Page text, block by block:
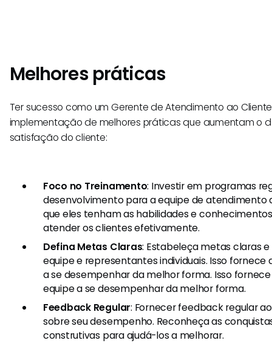
Melhores práticas
Ter sucesso como um Gerente de Atendimento ao
implementação de melhores práticas que aumentam o
satisfação do cliente:
Foco no Treinamento: Investir em programas
desenvolvimento para a equipe de atendimento
que eles tenham as habilidades e
atender os clientes efetivamente.
Defina Metas Claras: Estabeleça metas claras
equipe e representantes individuais. Isso fornece
a se desempenhar da melhor forma. Isso
equipe a se desempenhar da melhor forma.
Feedback Regular: Fornecer feedback regular
sobre seu desempenho. Reconheça as
construtivas para ajudá-los a melhorar.